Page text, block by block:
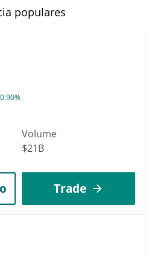
populares
0.90%
Volume
$21B
Trade